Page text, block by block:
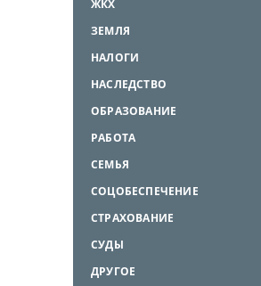
ЖКХ
ЗЕМЛЯ
НАЛОГИ
НАСЛЕДСТВО
ОБРАЗОВАНИЕ
РАБОТА
СЕМЬЯ
СОЦОБЕСПЕЧЕНИЕ
СТРАХОВАНИЕ
СУДЫ
ДРУГОЕ